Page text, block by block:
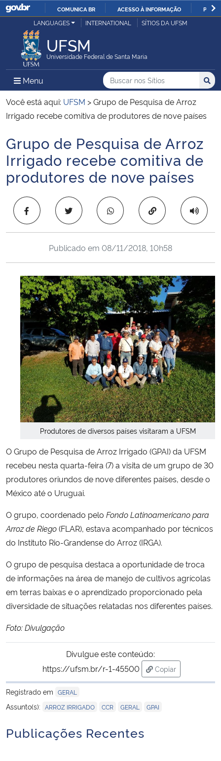
IR
COMUNICA BR ACESSO À INFORMAÇÃO
Ministério da Justiça e Segurança Pública
Ministério da Defesa
Ministério das Relações Exteriores
Ministério da Infraestrutura
Ministério da Agricultura, Pecuária e Abastecimento
Ministério da Educação
Ministério de Minas e Energia
Ministério da Ciência, Tecnologia, Inovações e Comunicações
Ministério do Meio Ambiente
Ministério do Turismo
Ministério do Desenvolvimento Regional
Controladoria-Geral da União
Secretaria-Geral
Secretaria de Governo
Gabinete de Segurança Institucional
Advocacia-Geral da União
Banco Central do Brasil
Planalto
LANGUAGES INTERNATIONAL SÍTIOS DA UFSM
UFSM
Universidade Federal de Santa Maria
Menu Menu Principal do Sítio
Busca
Buscar no nos Sítios
Busca:
Você está aqui: UFSM >Grupo de Pesquisa de Arroz
Irrigado recebe comitiva de produtores de nove países
Início do conteúdo
Grupo de Pesquisa de Arroz
Irrigado recebe comitiva de
produtores de nove países
Copiar para área
Publicado em 08/11/2018, 10h58
Produtores de diversos países visitaram a UFSM
O Grupo de Pesquisa de Arroz Irrigado (GPAI) da UFSM
recebeu nesta quarta-feira (7) a visita de um grupo de 30
produtores oriundos de nove diferentes países, desde o
México até o Uruguai.
O grupo, coordenado pelo Fondo Latinoamericano para
Arroz de Riego(FLAR), estava acompanhado por técnicos
do Instituto Rio-Grandense do Arroz (IRGA).
O grupo de pesquisa destaca a oportunidade de troca
de informações na área de manejo de cultivos agrícolas
em terras baixas e o aprendizado proporcionado pela
diversidade de situações relatadas nos diferentes países.
Foto: Divulgação
Divulgue este conteúdo:
https://ufsm.br/r-1-45500
Copiar
para área de
Registrado em GERAL
Assunto(s): ARROZ IRRIGADO CCR GERAL GPAI
Publicações Recentes